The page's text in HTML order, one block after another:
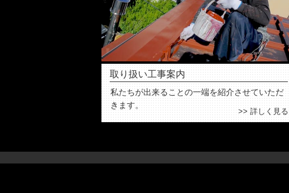
取り扱い工事案内
私たちが出来ることの一端を紹介させていただ
きます。
>> 詳しく見る